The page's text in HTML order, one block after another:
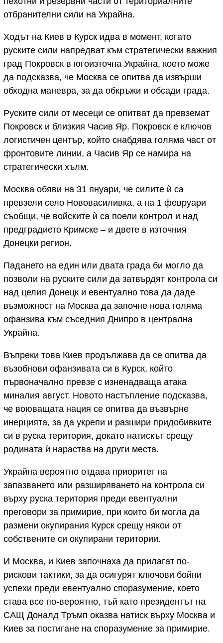
отбранителни сили на Украйна.
Ходът на Киев в Курск идва в момент, когато
руските сили напредват към стратегически важния
град Покровск в югоизточна Украйна, което може
да подсказва, че Москва се опитва да извърши
обходна маневра, за да обкръжи и обсади града.
Руските сили от месеци се опитват да превземат
Покровск и близкия Часив Яр. Покровск е ключов
логистичен център, който снабдява голяма част от
фронтовите линии, а Часив Яр се намира на
стратегически хълм.
Москва обяви на 31 януари, че силите ѝ са
превзели село Нововасиливка, а на 1 февруари
съобщи, че войските ѝ са поели контрол и над
предградието Кримске – и двете в източния
Донецки регион.
Падането на един или двата града би могло да
позволи на руските сили да затвърдят контрола си
над целия Донецк и евентуално това да даде
възможност на Москва да започне нова голяма
офанзива към съседния Днипро в централна
Украйна.
Въпреки това Киев продължава да се опитва да
възобнови офанзивата си в Курск, който
първоначално превзе с изненадваща атака
миналия август. Новото настъпление подсказва,
че воюващата нация се опитва да възвърне
инерцията, за да укрепи и разшири придобивките
си в руска територия, докато натискът срещу
родината ѝ нараства на други места.
Украйна вероятно отдава приоритет на
запазването или разширяването на контрола си
върху руска територия преди евентуални
преговори за примирие, при които би могла да
размени окупирания Курск срещу някои от
собствените си окупирани територии.
И Москва, и Киев започнаха да прилагат по-
рискови тактики, за да осигурят ключови бойни
успехи преди евентуално споразумение, което
става все по-вероятно, тъй като президентът на
САЩ Доналд Тръмп оказва натиск върху Москва и
Киев за постигане на споразумение за примирие.